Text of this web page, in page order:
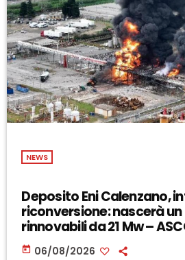
NEWS
Deposito Eni Calenzano,
riconversione: nascerà un
rinnovabili da 21 Mw –
today 06/08/2026